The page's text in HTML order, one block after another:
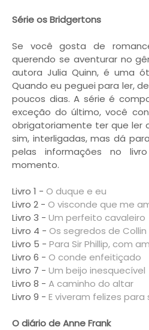
Série os Bridgertons
Se você gosta de
querendo se aventurar no
autora Julia Quinn, é uma
Quando eu peguei para ler,
poucos dias. A série é
exceção do último, você
obrigatoriamente ter que ler
sim, interligadas, mas dá
pelas informações no
momento.
Livro 1 - O duque e eu
Livro 2 - O visconde que me
Livro 3 - Um perfeito cavaleiro
Livro 4 - Os segredos de
Livro 5 - Para Sir Phillip, com
Livro 6 - O conde enfeitiçado
Livro 7 - Um beijo inesquecível
Livro 8 - A caminho do altar
Livro 9 - E viveram felizes para
O diário de Anne Frank